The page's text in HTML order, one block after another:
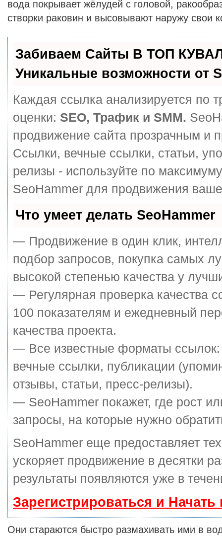
вода покрывает жёлудей с головой,
створки раковин и высовывают наружу свои
Забиваем Сайты В ТОП
Уникальные возможности от
Каждая ссылка анализируется по
оценки: SEO, Трафик и SMM.
продвижение сайта прозрачным и
Ссылки, вечные ссылки, статьи,
релизы - используйте по
SeoHammer для продвижения
Что умеет делать SeoHammer
— Продвижение в один клик,
подбор запросов, покупка самых
высокой степенью качества у
— Регулярная проверка качества
100 показателям и ежедневный
качества проекта.
— Все известные форматы
вечные ссылки, публикации
отзывы, статьи, пресс-релизы).
— SeoHammer покажет, где рост
запросы, на которые нужно
SeoHammer еще предоставляет
ускоряет продвижение в десятки
результаты появляются уже в
Зарегистрироваться и
Они стараются быстро размахивать ими в